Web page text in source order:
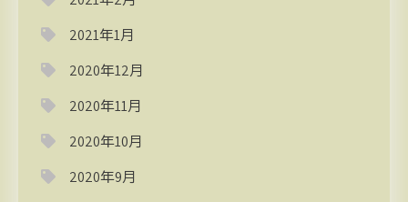
2021年1月
2020年12月
2020年11月
2020年10月
2020年9月